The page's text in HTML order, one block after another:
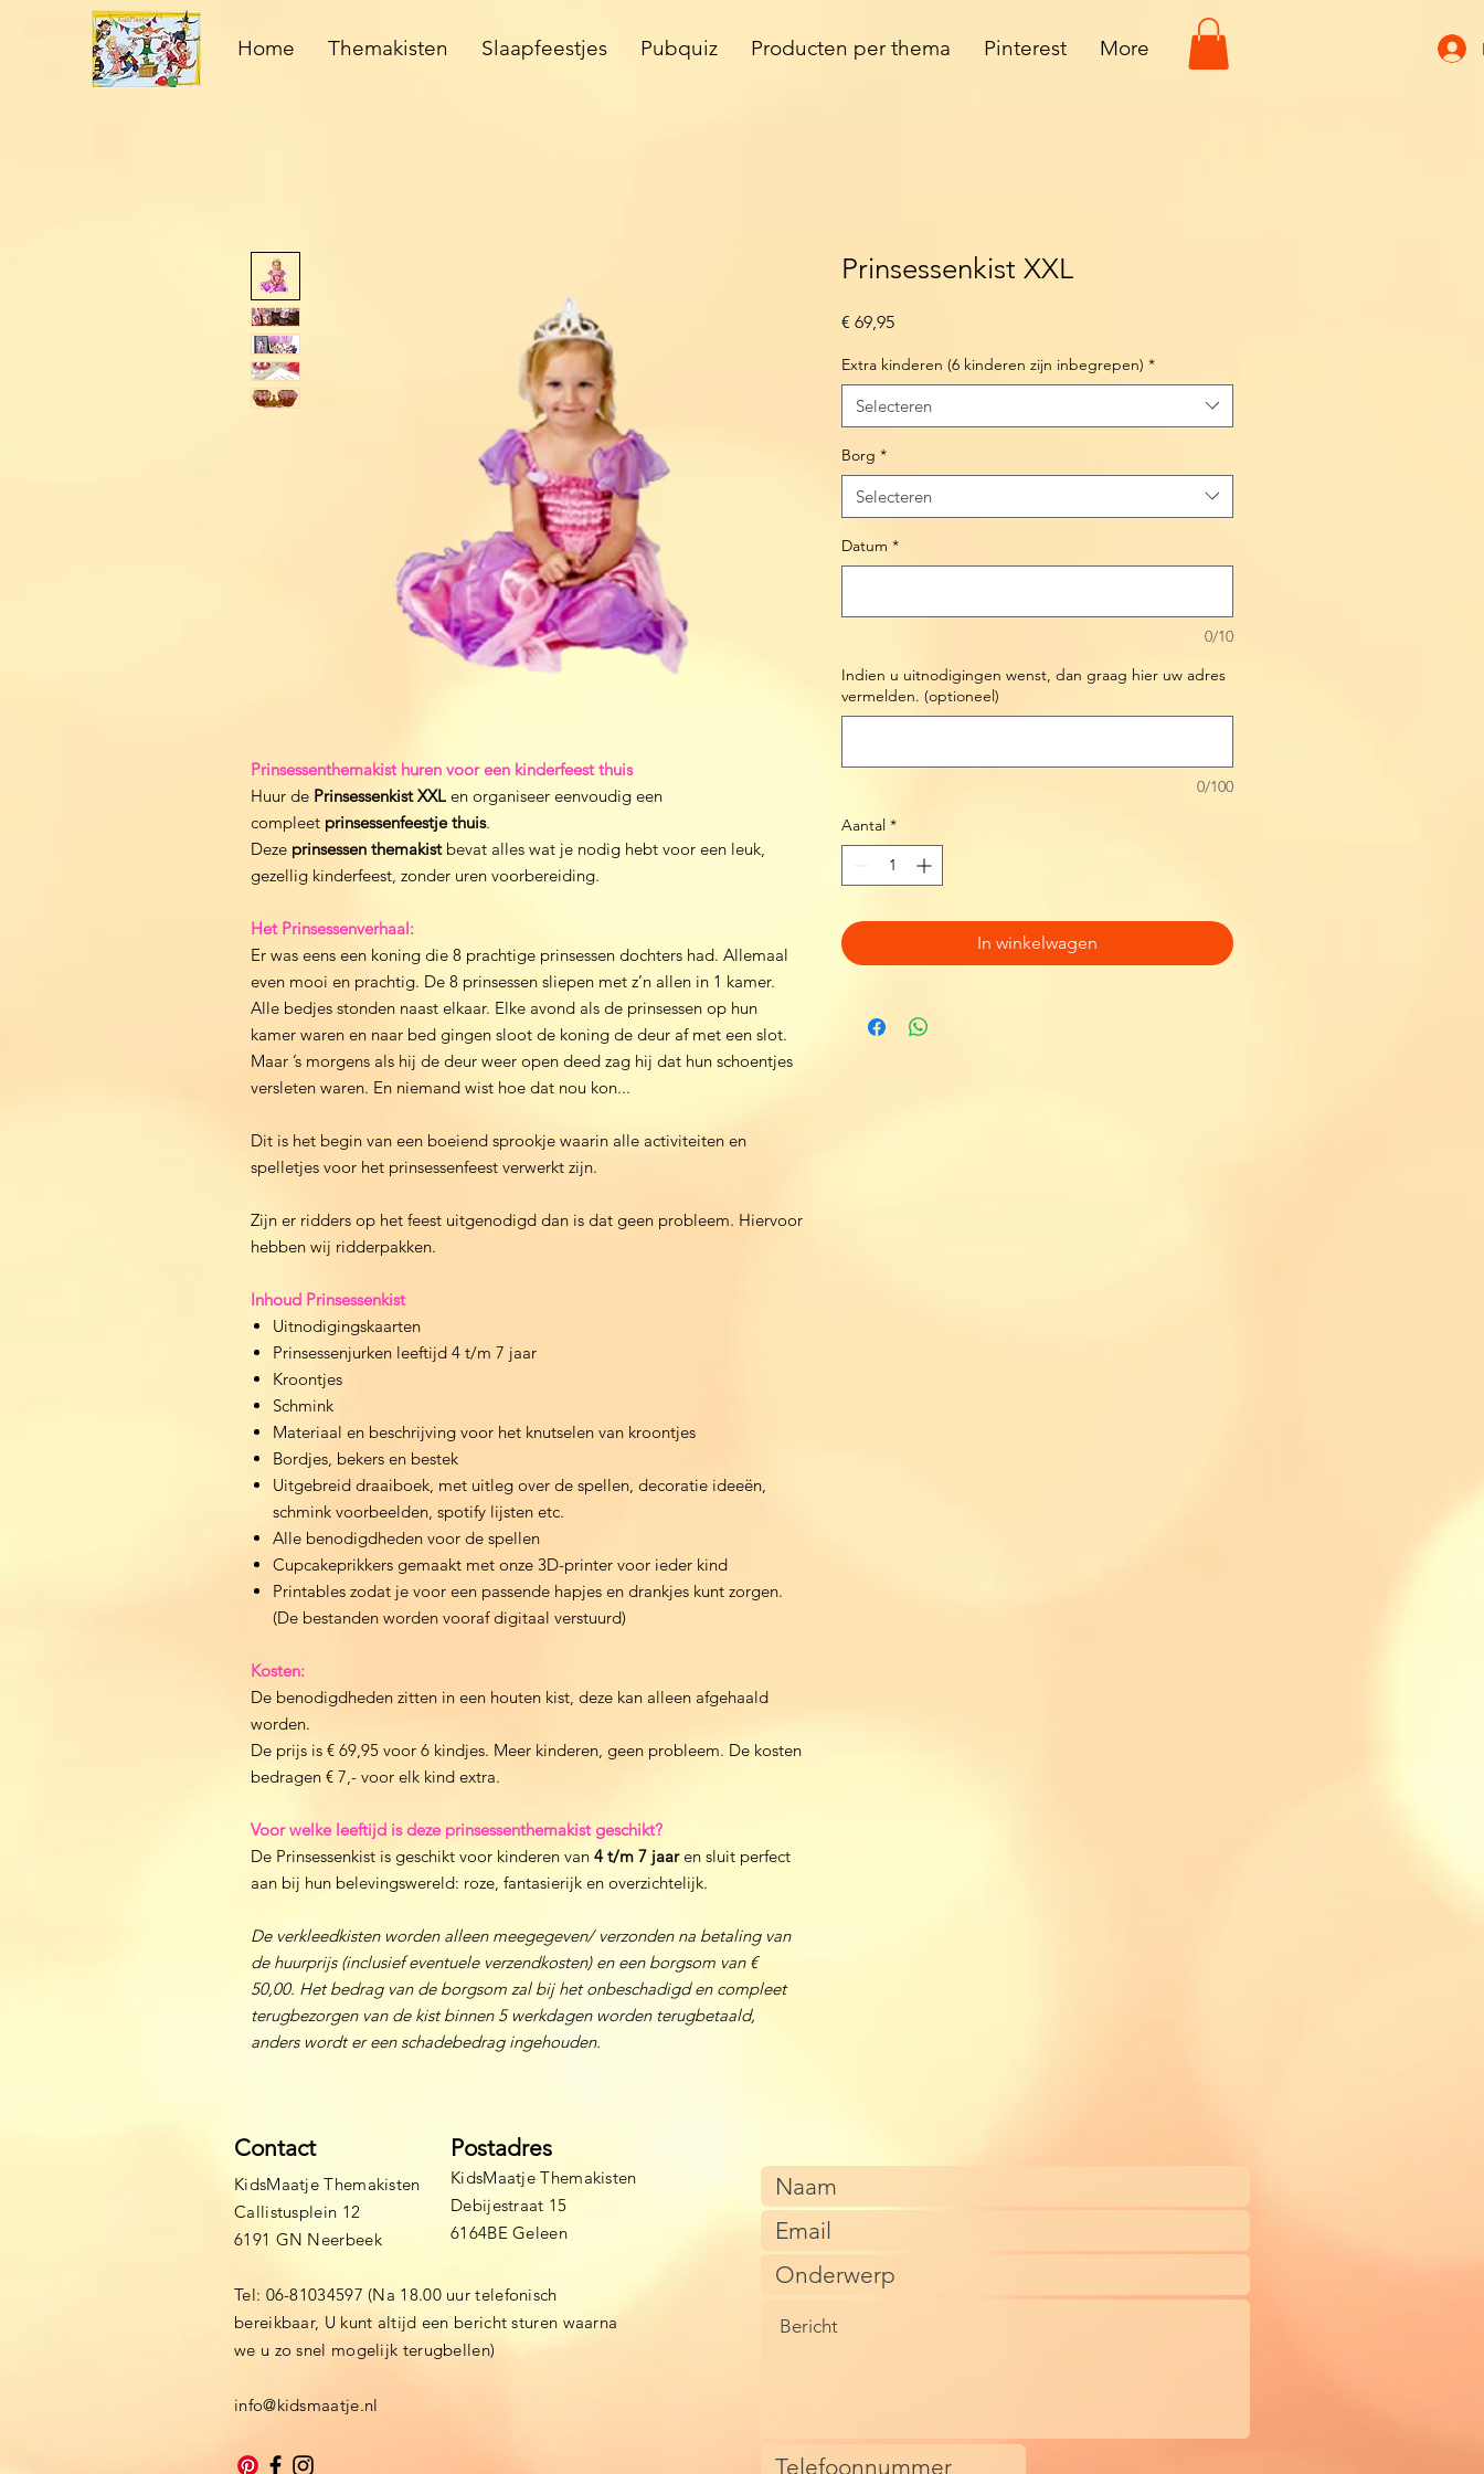
Home Themakisten Slaapfeestjes Pubquiz Producten per thema Pinterest More
Prinsessenthemakist huren voor een kinderfeest thuis
Huur de Prinsessenkist XXL en organiseer eenvoudig een
compleet prinsessenfeestje thuis.
Deze prinsessen themakistbevat alles wat je nodig hebt voor een leuk,
gezellig kinderfeest, zonder uren voorbereiding.
Het Prinsessenverhaal:
Er was eens een koning die 8 prachtige prinsessen dochters had. Allemaal
even mooi en prachtig. De 8 prinsessen sliepen met z’n allen in 1 kamer.
Alle bedjes stonden naast elkaar. Elke avond als de prinsessen op hun
kamer waren en naar bed gingen sloot de koning de deur af met een slot.
Maar ’s morgens als hij de deur weer open deed zag hij dat hun schoentjes
versleten waren. En niemand wist hoe dat nou kon...
Dit is het begin van een boeiend sprookje waarin alle activiteiten en
spelletjes voor het prinsessenfeest verwerkt zijn.
Zijn er ridders op het feest uitgenodigd dan is dat geen probleem. Hiervoor
hebben wij ridderpakken.
Inhoud Prinsessenkist
Uitnodigingskaarten
Prinsessenjurken leeftijd 4 t/m 7 jaar
Kroontjes
Schmink
Materiaal en beschrijving voor het knutselen van kroontjes
Bordjes, bekers en bestek
Uitgebreid draaiboek, met uitleg over de spellen, decoratie ideeën,
schmink voorbeelden, spotify lijsten etc.
Alle benodigdheden voor de spellen
Cupcakeprikkers gemaakt met onze 3D-printer voor ieder kind
Printables zodat je voor een passende hapjes en drankjes kunt zorgen.
(De bestanden worden vooraf digitaal verstuurd)
Kosten:
De benodigdheden zitten in een houten kist, deze kan alleen afgehaald
worden.
De prijs is € 69,95 voor 6 kindjes. Meer kinderen, geen probleem. De kosten
bedragen € 7,- voor elk kind extra.
Voor welke leeftijd is deze prinsessenthemakist geschikt?
De Prinsessenkist is geschikt voor kinderen van 4 t/m 7 jaaren sluit perfect
aan bij hun belevingswereld: roze, fantasierijk en overzichtelijk.
De verkleedkisten worden alleen meegegeven/ verzonden na betaling van
de huurprijs (inclusief eventuele verzendkosten) en een borgsom van €
50,00. Het bedrag van de borgsom zal bij het onbeschadigd en compleet
terugbezorgen van de kist binnen 5 werkdagen worden terugbetaald,
anders wordt er een schadebedrag ingehouden.
Prinsessenkist XXL
€ 69,95Prijs
Extra kinderen (6 kinderen zijn inbegrepen) *
Selecteren
Borg *
Selecteren
Datum *
0/10
Indien u uitnodigingen wenst, dan graag hier uw adres
vermelden. (optioneel)
0/100
Aantal *
In winkelwagen
Contact
KidsMaatje Themakisten
Callistusplein 12
6191 GN Neerbeek
Tel: 06-81034597 (Na 18.00 uur telefonisch
bereikbaar, U kunt altijd een bericht sturen waarna
we u zo snel mogelijk terugbellen)
info@kidsmaatje.nl
Postadres
KidsMaatje Themakisten
Debijestraat 15
6164BE Geleen